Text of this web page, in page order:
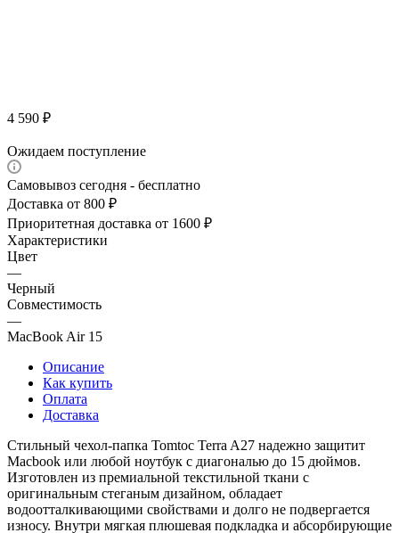
4 590 ₽
Ожидаем поступление
Самовывоз сегодня - бесплатно
Доставка от 800 ₽
Приоритетная доставка от 1600 ₽
Характеристики
Цвет
—
Черный
Совместимость
—
MacBook Air 15
Описание
Как купить
Оплата
Доставка
Стильный чехол-папка Tomtoc Terra A27 надежно защитит
Macbook или любой ноутбук с диагональю до 15 дюймов.
Изготовлен из премиальной текстильной ткани c
оригинальным стеганым дизайном, обладает
водоотталкивающими свойствами и долго не подвергается
износу. Внутри мягкая плюшевая подкладка и абсорбирующие